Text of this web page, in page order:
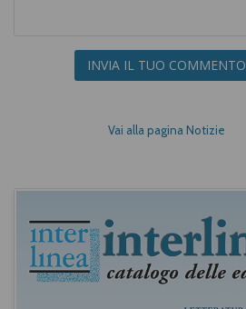
INVIA IL TUO COMMENTO
Vai alla pagina Notizie